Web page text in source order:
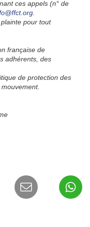
ces appels (n° de
pour tout
française de
adhérents, des
de protection des